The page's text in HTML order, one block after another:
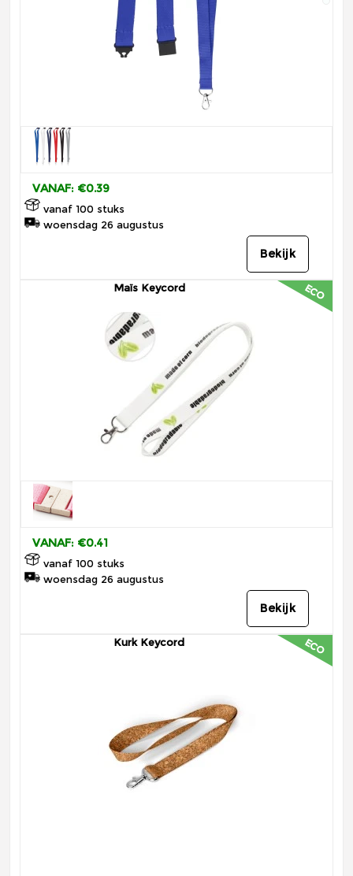
VANAF: €0.39
vanaf 100 stuks
woensdag 26 augustus
Bekijk
ECO
Maïs Keycord
VANAF: €0.41
vanaf 100 stuks
woensdag 26 augustus
Bekijk
ECO
Kurk Keycord